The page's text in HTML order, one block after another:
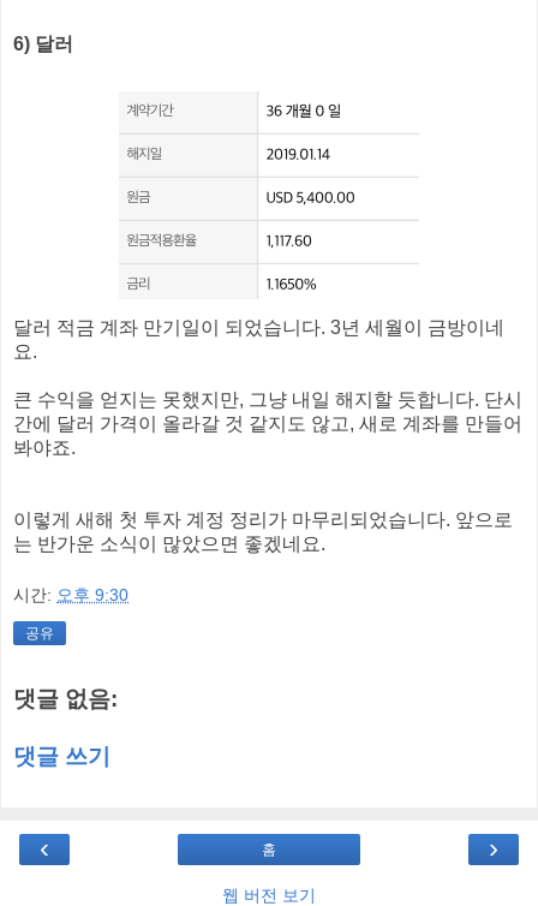
6) 달러
달러 적금 계좌 만기일이 되었습니다. 3년 세월이 금방이네
요.
큰 수익을 얻지는 못했지만, 그냥 내일 해지할 듯합니다. 단시
간에 달러 가격이 올라갈 것 같지도 않고, 새로 계좌를 만들어
봐야죠.
이렇게 새해 첫 투자 계정 정리가 마무리되었습니다. 앞으로
는 반가운 소식이 많았으면 좋겠네요.
시간: 오후 9:30
공유
댓글 없음:
댓글 쓰기
‹ ›
홈
웹 버전 보기